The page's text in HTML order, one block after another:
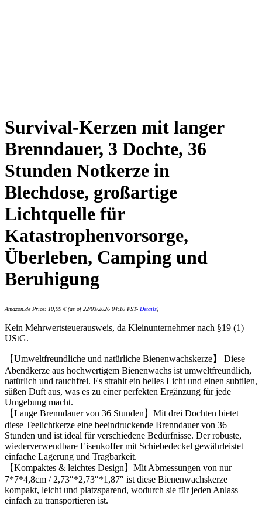
Survival-Kerzen mit langer
Brenndauer, 3 Dochte, 36
Stunden Notkerze in
Blechdose, großartige
Lichtquelle für
Katastrophenvorsorge,
Überleben, Camping und
Beruhigung
Amazon.de Price: 10,99 €(as of 22/03/2026 04:10 PST- Details)
Kein Mehrwertsteuerausweis, da Kleinunternehmer nach §19 (1)
UStG.
【Umweltfreundliche und natürliche Bienenwachskerze】 Diese
Abendkerze aus hochwertigem Bienenwachs ist umweltfreundlich,
natürlich und rauchfrei. Es strahlt ein helles Licht und einen subtilen,
süßen Duft aus, was es zu einer perfekten Ergänzung für jede
Umgebung macht.
【Lange Brenndauer von 36 Stunden】Mit drei Dochten bietet
diese Teelichtkerze eine beeindruckende Brenndauer von 36
Stunden und ist ideal für verschiedene Bedürfnisse. Der robuste,
wiederverwendbare Eisenkoffer mit Schiebedeckel gewährleistet
einfache Lagerung und Tragbarkeit.
【Kompaktes & leichtes Design】Mit Abmessungen von nur
7*7*4,8cm / 2,73″*2,73″*1,87″ ist diese Bienenwachskerze
kompakt, leicht und platzsparend, wodurch sie für jeden Anlass
einfach zu transportieren ist.